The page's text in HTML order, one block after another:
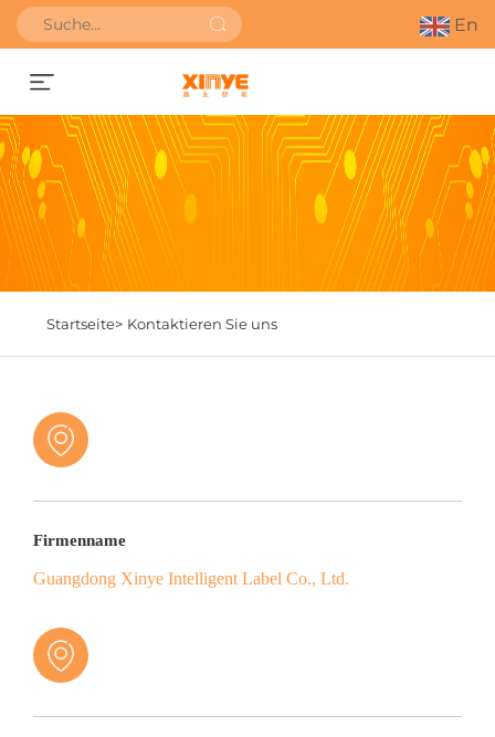
En
Angebot anfordern
Startseite> Kontaktieren Sie uns
Firmenname
Guangdong Xinye Intelligent Label Co., Ltd.